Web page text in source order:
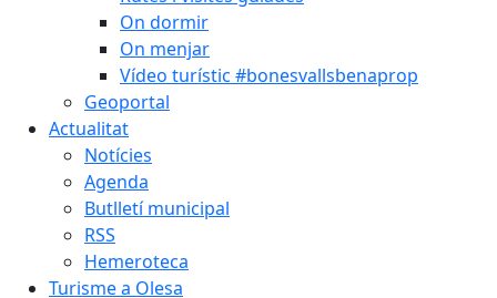
On dormir
On menjar
Vídeo turístic #bonesvallsbenaprop
Geoportal
Actualitat
Notícies
Agenda
Butlletí municipal
RSS
Hemeroteca
Turisme a Olesa